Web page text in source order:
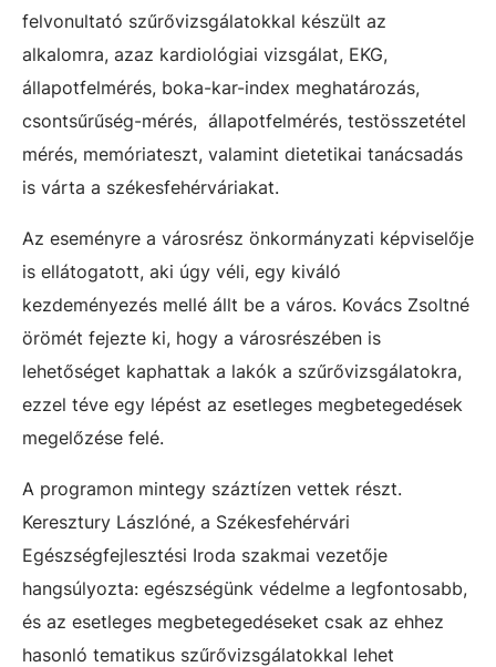
felvonultató szűrővizsgálatokkal készült az
alkalomra, azaz kardiológiai vizsgálat, EKG,
állapotfelmérés, boka-kar-index meghatározás,
csontsűrűség-mérés, állapotfelmérés, testösszetétel
mérés, memóriateszt, valamint dietetikai tanácsadás
is várta a székesfehérváriakat.
Az eseményre a városrész önkormányzati képviselője
is ellátogatott, aki úgy véli, egy kiváló
kezdeményezés mellé állt be a város. Kovács Zsoltné
örömét fejezte ki, hogy a városrészében is
lehetőséget kaphattak a lakók a szűrővizsgálatokra,
ezzel téve egy lépést az esetleges megbetegedések
megelőzése felé.
A programon mintegy száztízen vettek részt.
Keresztury Lászlóné, a Székesfehérvári
Egészségfejlesztési Iroda szakmai vezetője
hangsúlyozta: egészségünk védelme a legfontosabb,
és az esetleges megbetegedéseket csak az ehhez
hasonló tematikus szűrővizsgálatokkal lehet